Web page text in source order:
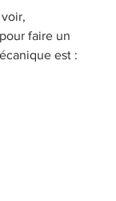
faire un
est :